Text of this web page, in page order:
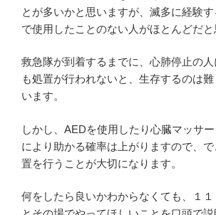
とが多いかと思いますが、滅多に経験
で使用したことのない人がほとんどだと
救急隊が到着するまでに、心肺停止の
も処置が行われないと、生存するのは
います。
しかし、AEDを使用したり心臓マッサ
により助かる確率は上がりますので、
置を行うことが大切になります。
何をしたら良いかわからなくても、１